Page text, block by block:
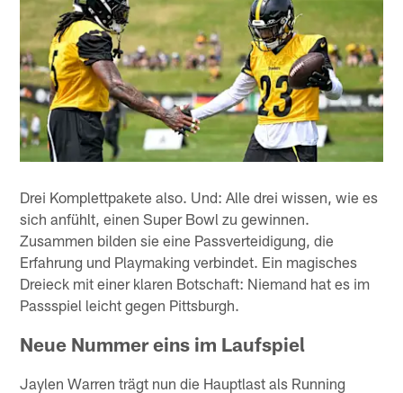
Drei Komplettpakete also. Und: Alle drei wissen, wie es
sich anfühlt, einen Super Bowl zu gewinnen.
Zusammen bilden sie eine Passverteidigung, die
Erfahrung und Playmaking verbindet. Ein magisches
Dreieck mit einer klaren Botschaft: Niemand hat es im
Passspiel leicht gegen Pittsburgh.
Neue Nummer eins im Laufspiel
Jaylen Warren trägt nun die Hauptlast als Running